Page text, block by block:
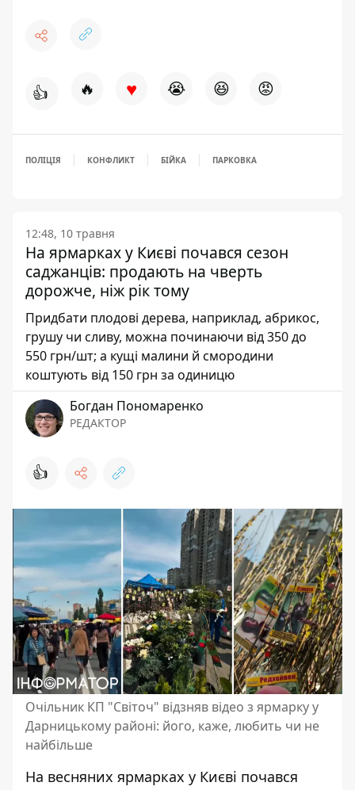
👍 🔥 ♥ 😭 😆 😡
ПОЛІЦІЯ КОНФЛИКТ БІЙКА ПАРКОВКА
12:48, 10 травня
На ярмарках у Києві почався сезон
саджанців: продають на чверть
дорожче, ніж рік тому
Придбати плодові дерева, наприклад, абрикос,
грушу чи сливу, можна починаючи від 350 до
550 грн/шт; а кущі малини й смородини
коштують від 150 грн за одиницю
Богдан Пономаренко
РЕДАКТОР
👍
Очільник КП "Світоч" відзняв відео з ярмарку у
Дарницькому районі: його, каже, любить чи не
найбільше
На весняних ярмарках у Києві почався